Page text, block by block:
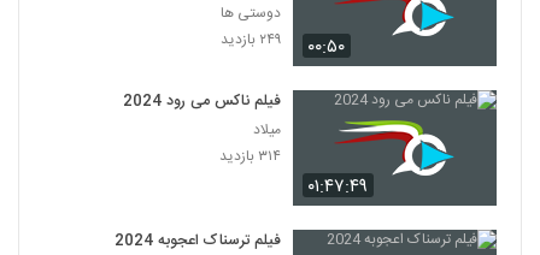
۰۰:۵۰
دوستی ها
۲۴۹ بازدید
۰۱:۴۷:۴۹
فیلم ناکس می رود 2024
میلاد
۳۱۴ بازدید
فیلم ترسناک اعجوبه 2024